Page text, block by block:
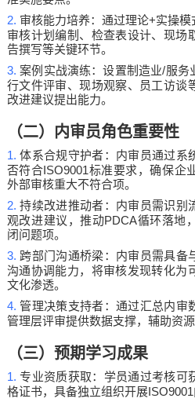
2. 审核能力培养：通过理论+实操模
审核计划编制、检查表设计、现场
告撰写等关键环节。
3.案例实战演练：设置制造业/服务
行文件评审、现场观察、员工访谈
改进建议提出能力。
（二）内审员角色重要性
1.体系合规守护者：内审员通过系
否符合ISO9001标准要求，确保企
外部审核重大不符合项。
2.持续改进推动者：内审员需识别
观改进建议，推动PDCA循环落地
闭问题项。
3. 跨部门沟通桥梁：内审员需具备
沟通协调能力，将审核发现转化为
文化渗透。
4.管理决策支持者：通过汇总内审
管理层评审提供数据支撑，辅助资
（三）预期学习成果
1.专业资质获取：学员通过考核可
格证书，具备独立组织开展ISO9001